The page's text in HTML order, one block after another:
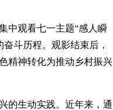
中观看七一主题“感人瞬
斗历程。观影结束后，
精神转化为推动乡村振兴
的生动实践。近年来，通